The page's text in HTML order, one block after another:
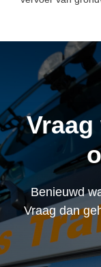
Benieuwd
Vraag dan